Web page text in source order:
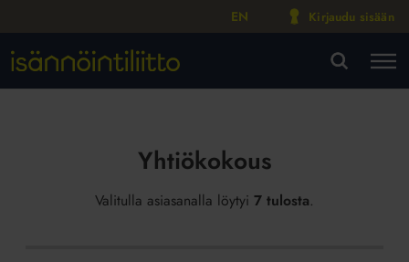
EN Kirjaudu sisään
Yhtiökokous
Valitulla asiasanalla löytyi 7 tulosta.